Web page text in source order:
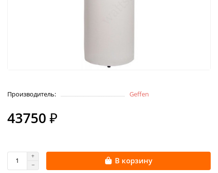
Производитель: Geffen
43750 ₽
В корзину